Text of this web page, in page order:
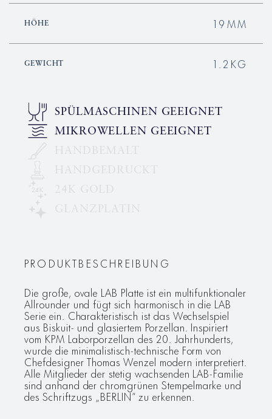
HÖHE 19MM
GEWICHT 1.2KG
SPÜLMASCHINEN GEEIGNET
MIKROWELLEN GEEIGNET
PRODUKTBESCHREIBUNG
Die große, ovale LAB Platte ist ein multifunktionaler
Allrounder und fügt sich harmonisch in die LAB
Serie ein. Charakteristisch ist das Wechselspiel
aus Biskuit- und glasiertem Porzellan. Inspiriert
vom KPM Laborporzellan des 20. Jahrhunderts,
wurde die minimalistisch-technische Form von
Chefdesigner Thomas Wenzel modern interpretiert.
Alle Mitglieder der stetig wachsenden LAB-Familie
sind anhand der chromgrünen Stempelmarke und
des Schriftzugs „BERLIN“ zu erkennen.